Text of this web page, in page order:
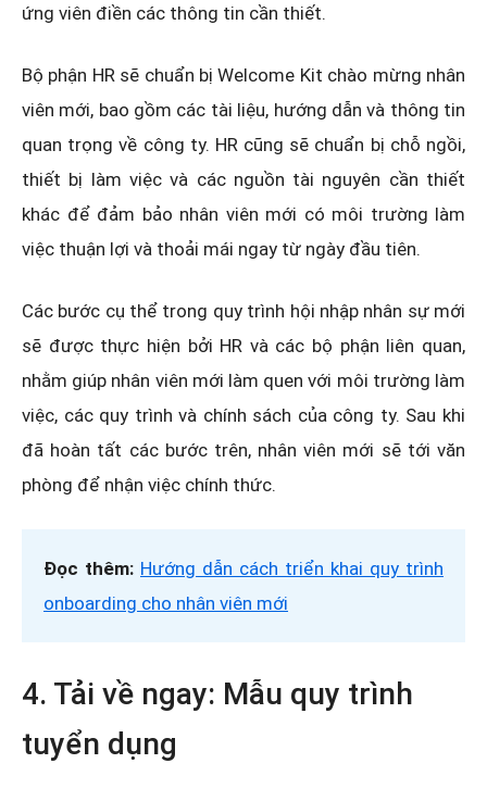
ứng viên điền các thông tin cần thiết.
Bộ phận HR sẽ chuẩn bị Welcome Kit chào mừng nhân
viên mới, bao gồm các tài liệu, hướng dẫn và thông tin
quan trọng về công ty. HR cũng sẽ chuẩn bị chỗ ngồi,
thiết bị làm việc và các nguồn tài nguyên cần thiết
khác để đảm bảo nhân viên mới có môi trường làm
việc thuận lợi và thoải mái ngay từ ngày đầu tiên.
Các bước cụ thể trong quy trình hội nhập nhân sự mới
sẽ được thực hiện bởi HR và các bộ phận liên quan,
nhằm giúp nhân viên mới làm quen với môi trường làm
việc, các quy trình và chính sách của công ty. Sau khi
đã hoàn tất các bước trên, nhân viên mới sẽ tới văn
phòng để nhận việc chính thức.
Đọc thêm: Hướng dẫn cách triển khai quy trình
onboarding cho nhân viên mới
4. Tải về ngay: Mẫu quy trình
tuyển dụng